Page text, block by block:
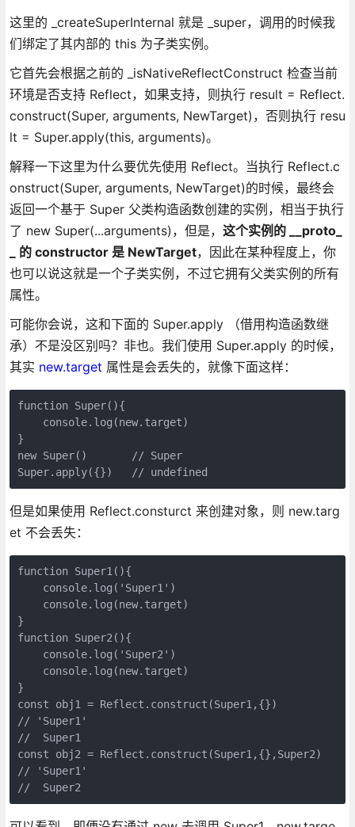
这里的 _createSuperInternal 就是 _super，调用的时候我
们绑定了其内部的 this 为子类实例。
它首先会根据之前的 _isNativeReflectConstruct 检查当前
环境是否支持 Reflect，如果支持，则执行 result = Reflect.
construct(Super, arguments, NewTarget)，否则执行 resu
lt = Super.apply(this, arguments)。
解释一下这里为什么要优先使用 Reflect。当执行 Reflect.c
onstruct(Super, arguments, NewTarget)的时候，最终会
返回一个基于 Super 父类构造函数创建的实例，相当于执行
了 new Super(...arguments)，但是， 这个实例的 __proto_
_ 的 constructor 是 NewTarget，因此在某种程度上，你
也可以说这就是一个子类实例，不过它拥有父类实例的所有
属性。
可能你会说，这和下面的 Super.apply （借用构造函数继
承）不是没区别吗？非也。我们使用 Super.apply 的时候，
其实 new.target 属性是会丢失的，就像下面这样：
function Super(){
    console.log(new.target)
}
new Super()       // Super
Super.apply({})   // undefined
但是如果使用 Reflect.consturct 来创建对象，则 new.targ
et 不会丢失：
function Super1(){
    console.log('Super1')
    console.log(new.target)
}
function Super2(){
    console.log('Super2')
    console.log(new.target)
}
const obj1 =
// 'Super1'
//  Super1
const obj2 = Reflect.construct(Super1,{},Super2)
// 'Super1'
//  Super2